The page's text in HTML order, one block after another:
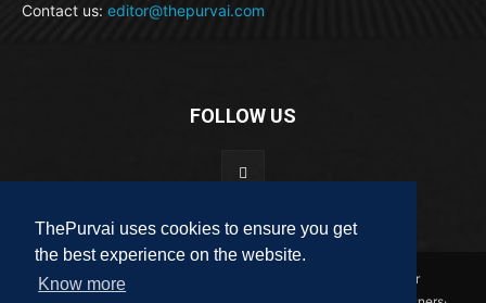
ThePurvai uses cookies to ensure you get
the best experience on the website.
Know more
Contact us: editor@thepurvai.com
FOLLOW US
Copyright 2018-2023 THE PURVAI | All Rights Reserved · And Our